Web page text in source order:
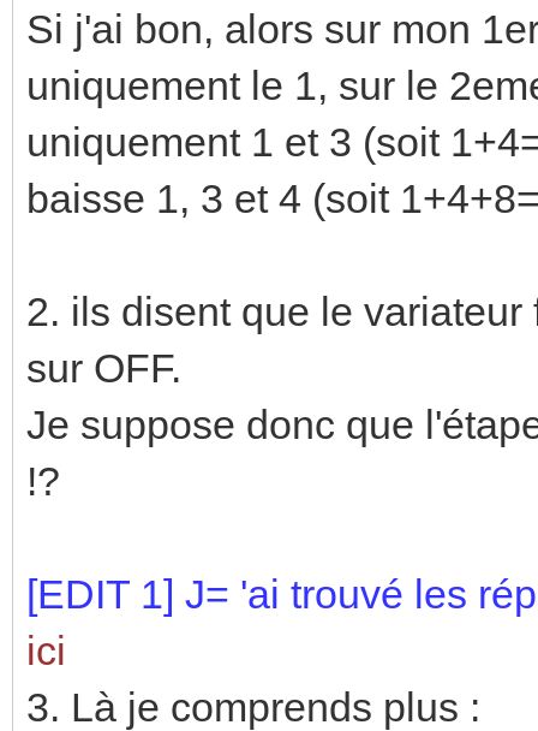
Si j'ai bon, alors sur mon
uniquement le 1, sur le
uniquement 1 et 3 (soit
baisse 1, 3 et 4 (soit
2. ils disent que le
sur OFF.
Je suppose donc que
!?
[EDIT 1] J= 'ai trouvé les
ici
3. Là je comprends plus :